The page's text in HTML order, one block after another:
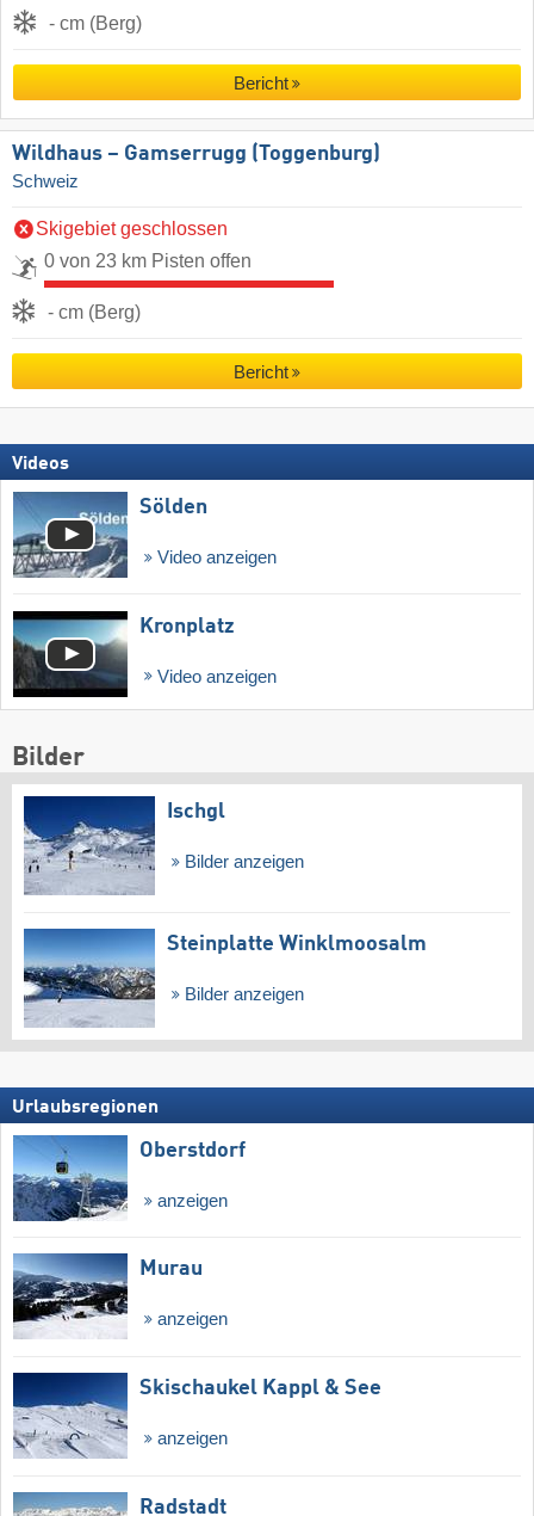
- cm (Berg)
Bericht
Wildhaus – Gamserrugg (Toggenburg)
Schweiz
Skigebiet geschlossen
0 von 23 km Pisten offen
- cm (Berg)
Bericht
Videos
Sölden
Video anzeigen
Kronplatz
Video anzeigen
Bilder
Ischgl
Bilder anzeigen
Steinplatte Winklmoosalm
Bilder anzeigen
Urlaubsregionen
Oberstdorf
anzeigen
Murau
anzeigen
Skischaukel Kappl & See
anzeigen
Radstadt